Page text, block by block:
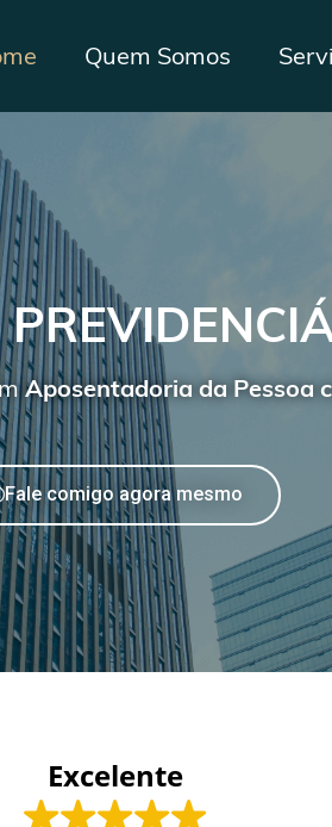
Quem Somos
Aposentadoria da Pessoa
Fale comigo agora mesmo
Excelente